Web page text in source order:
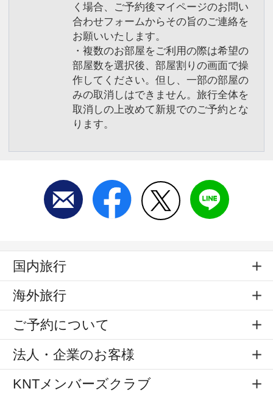
く場合、ご予約後マイページのお問い
合わせフォームからその旨のご連絡を
お願いいたします。
・複数のお部屋をご利用の際は希望の
部屋数を選択後、部屋割りの画面で操
作してください。但し、一部の部屋の
みの取消しはできません。旅行全体を
取消しの上改めて新規でのご予約とな
ります。
国内旅行
海外旅行
ご予約について
法人・企業のお客様
KNTメンバーズクラブ